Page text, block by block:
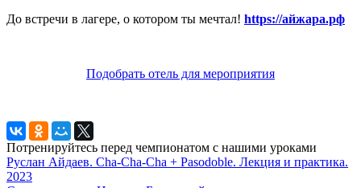
До встречи в лагере, о котором ты мечтал! https://айжара.рф
Подобрать отель для мероприятия
Потренируйтесь перед чемпионатом с нашими уроками
Руслан Айдаев. Cha-Cha-Cha + Pasodoble. Лекция и практика.
2023